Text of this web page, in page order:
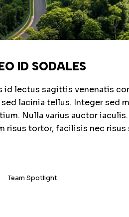
ID SODALES
id lectus sagittis venenatis
lacinia tellus. Integer sed
Nulla varius auctor
risus tortor, facilisis nec
Team Spotlight